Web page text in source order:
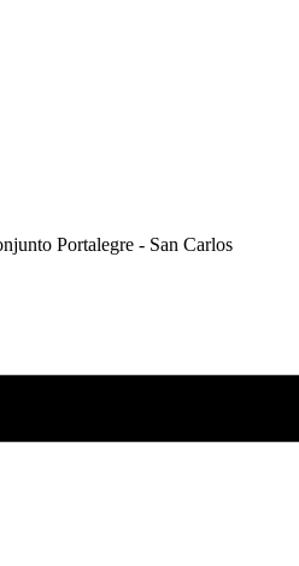
Portalegre - San Carlos